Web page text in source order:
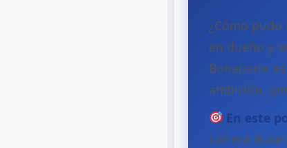
¿Cómo
en dueño y
Bonaparte
ambición,
En este
carrera